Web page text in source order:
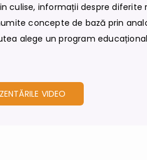
culise, informații despre diferite
concepte de bază prin
alege un program
VIDEO